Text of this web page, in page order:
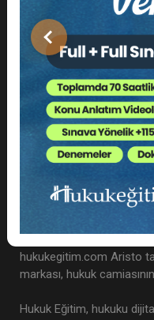
Önceki
İstanbul
Meb Kurum Kodu:
hukukegitim.com bir
Danışmanlık paydaş
Hakkımızda
hukukegitim.com Aristo
markası, hukuk
Hukuk Eğitim, hukuku